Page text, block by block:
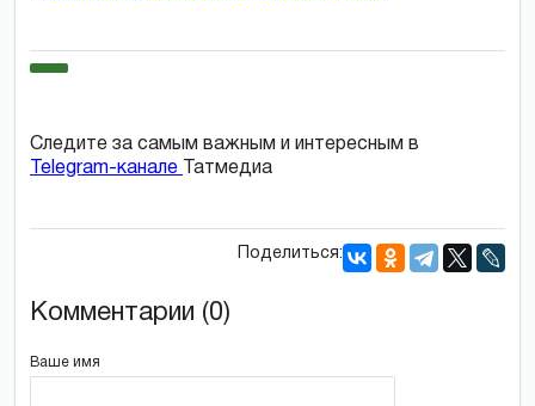
Следите за самым важным и интересным в
Telegram-канале
Татмедиа
Поделиться:
Комментарии (0)
Ваше имя